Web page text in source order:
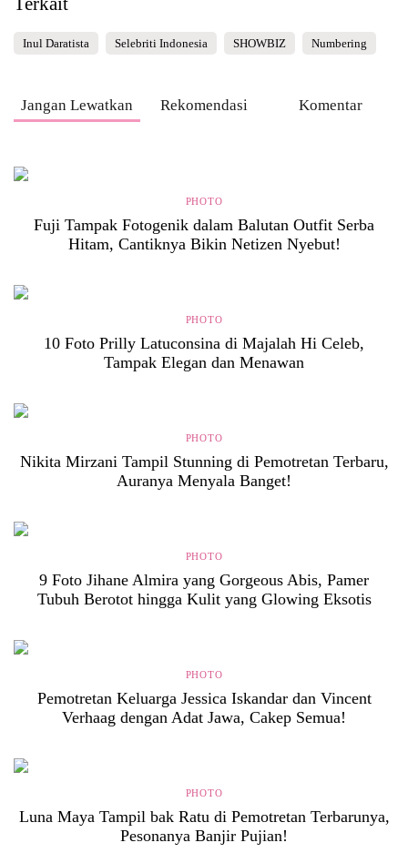
Inul Daratista Selebriti Indonesia SHOWBIZ Numbering
Jangan Lewatkan Rekomendasi Komentar
PHOTO
Fuji Tampak Fotogenik dalam Balutan Outfit Serba
Hitam, Cantiknya Bikin Netizen Nyebut!
PHOTO
10 Foto Prilly Latuconsina di Majalah Hi Celeb,
Tampak Elegan dan Menawan
PHOTO
Nikita Mirzani Tampil Stunning di Pemotretan Terbaru,
Auranya Menyala Banget!
PHOTO
9 Foto Jihane Almira yang Gorgeous Abis, Pamer
Tubuh Berotot hingga Kulit yang Glowing Eksotis
PHOTO
Pemotretan Keluarga Jessica Iskandar dan Vincent
Verhaag dengan Adat Jawa, Cakep Semua!
PHOTO
Luna Maya Tampil bak Ratu di Pemotretan Terbarunya,
Pesonanya Banjir Pujian!